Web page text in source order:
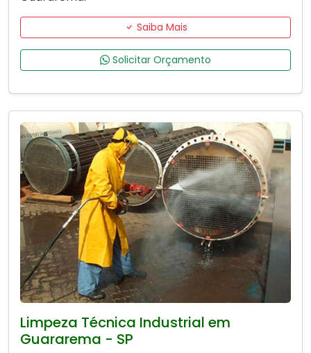
Saiba Mais
Solicitar Orçamento
Limpeza Técnica Industrial em
Guararema - SP